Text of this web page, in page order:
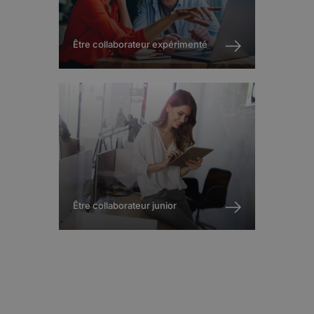
Être collaborateur expérimenté
Être collaborateur junior